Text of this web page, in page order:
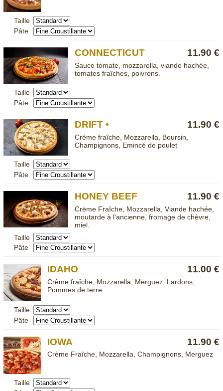
Taille
Pâte
11.90 €
CONNECTICUT
Sauce tomate, mozzarella, viande hachée,
tomates fraîches, poivrons.
Taille
Pâte
11.90 €
DRIFT •
Crème fraîche, Mozzarella, Boursin,
Champignons, Emincé de poulet
Taille
Pâte
11.90 €
HONEY BEEF
Crème Fraîche, Mozzarella, Viande hachée,
moutarde à l'ancienne, fromage de chèvre,
miel.
Taille
Pâte
11.00 €
IDAHO
Crème fraîche, Mozzarella, Merguez, Lardons,
Pommes de terre
Taille
Pâte
11.90 €
IOWA
Crème Fraîche, Mozzarella, Champignons, Merguez
Taille